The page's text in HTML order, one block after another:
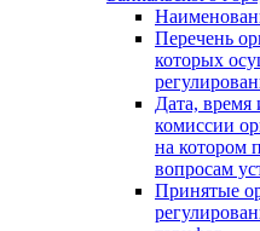
Перечень
которых
Дата, время
комиссии
на котором
вопросам
Принятые